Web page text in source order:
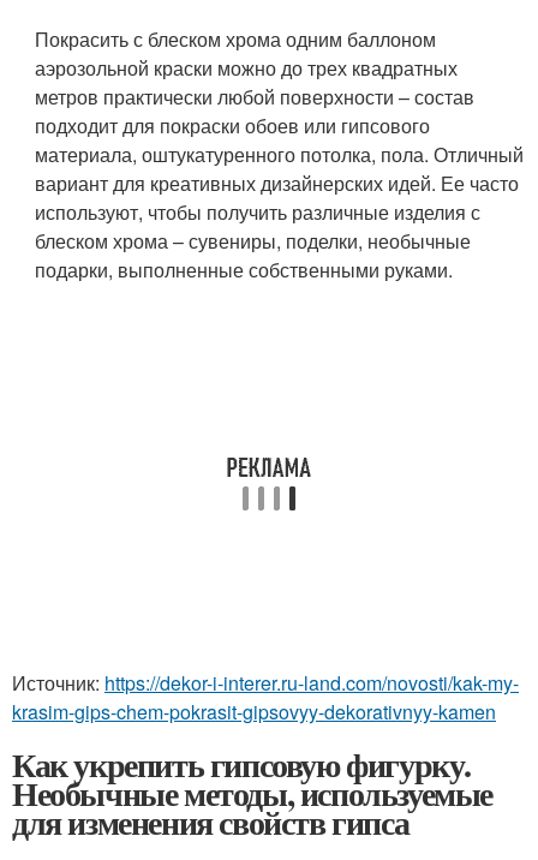
Покрасить с блеском хрома одним баллоном
аэрозольной краски можно до трех квадратных
метров практически любой поверхности – состав
подходит для покраски обоев или гипсового
материала, оштукатуренного потолка, пола. Отличный
вариант для креативных дизайнерских идей. Ее часто
используют, чтобы получить различные изделия с
блеском хрома – сувениры, поделки, необычные
подарки, выполненные собственными руками.
Источник: https://dekor-i-interer.ru-land.com/novosti/kak-my-
krasim-gips-chem-pokrasit-gipsovyy-dekorativnyy-kamen
Как укрепить гипсовую фигурку.
Необычные методы, используемые
для изменения свойств гипса